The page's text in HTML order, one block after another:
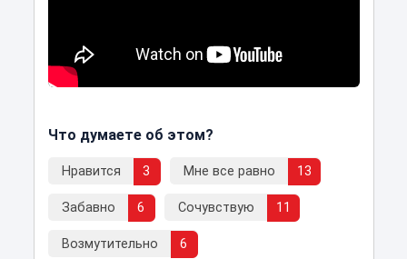
Что думаете об этом?
Нравится 3 Мне все равно 13
Забавно 6 Сочувствую 11
Возмутительно 6